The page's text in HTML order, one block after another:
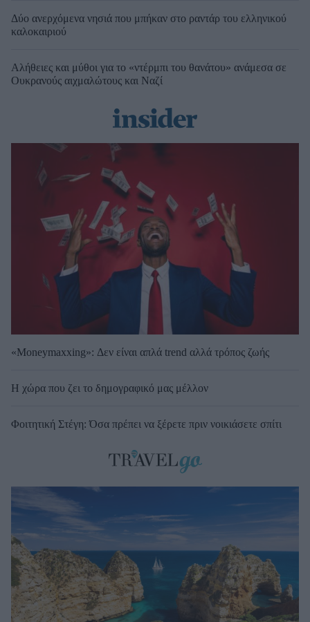
Δύο ανερχόμενα νησιά που μπήκαν στο ραντάρ του ελληνικού
καλοκαιριού
Αλήθειες και μύθοι για το «ντέρμπι του θανάτου» ανάμεσα σε
Ουκρανούς αιχμαλώτους και Ναζί
«Moneymaxxing»: Δεν είναι απλά trend αλλά τρόπος ζωής
Η χώρα που ζει το δημογραφικό μας μέλλον
Φοιτητική Στέγη: Όσα πρέπει να ξέρετε πριν νοικιάσετε σπίτι